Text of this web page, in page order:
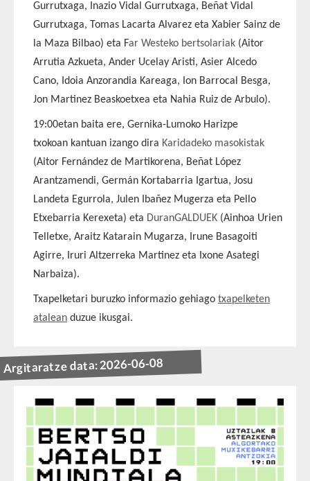
Gurrutxaga, Inazio Vidal Gurrutxaga, Beñat Vidal
Gurrutxaga, Tomas Lacarta Alvarez eta Xabier Sainz de
la Maza Bilbao) eta Far Westeko bertsolariak (Aitor
Arrutia Azkueta, Ander Ucelay Aristi, Asier Alcedo
Cano, Idoia Anzorandia Kareaga, Ion Barrocal Besga,
Jon Martinez Beaskoetxea eta Nahia Ruiz de Arbulo).
19:00etan baita ere, Gernika-Lumoko Harizpe
txokoan kantuan izango dira Karidadeko masokistak
(Aitor Fernández de Martikorena, Beñat López
Arantzamendi, Germán Kortabarria Igartua, Josu
Landeta Egurrola, Julen Ibañez Mugerza eta Pello
Etxebarria Kerexeta) eta DuranGALDUEK (Ainhoa Urien
Telletxe, Araitz Katarain Mugarza, Irune Basagoiti
Agirre, Iruri Altzerreka Martinez eta Ixone Asategi
Narbaiza).
Txapelketari buruzko informazio gehiago txapelketen
atalean duzue ikusgai.
Argitaratze data: 2026-06-08